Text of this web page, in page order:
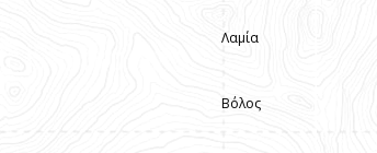
Λαμία
Βόλος